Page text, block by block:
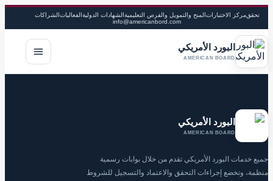
تحققمركز الاختباراتالمنح والتمويل والفرص التعليميةالشهادات الدوليةالفعالياتالشراكات
info@americanbord.com
البورد الأمريكي
AMERICAN BOARD
البورد الأمريكي
AMERICAN BOARD
جميع خدمات البورد الأمريكي تقدم من خلال بوابات رسمية
منظمة، وتخضع إجراءات التحقق والاعتماد والتسجيل للشروط